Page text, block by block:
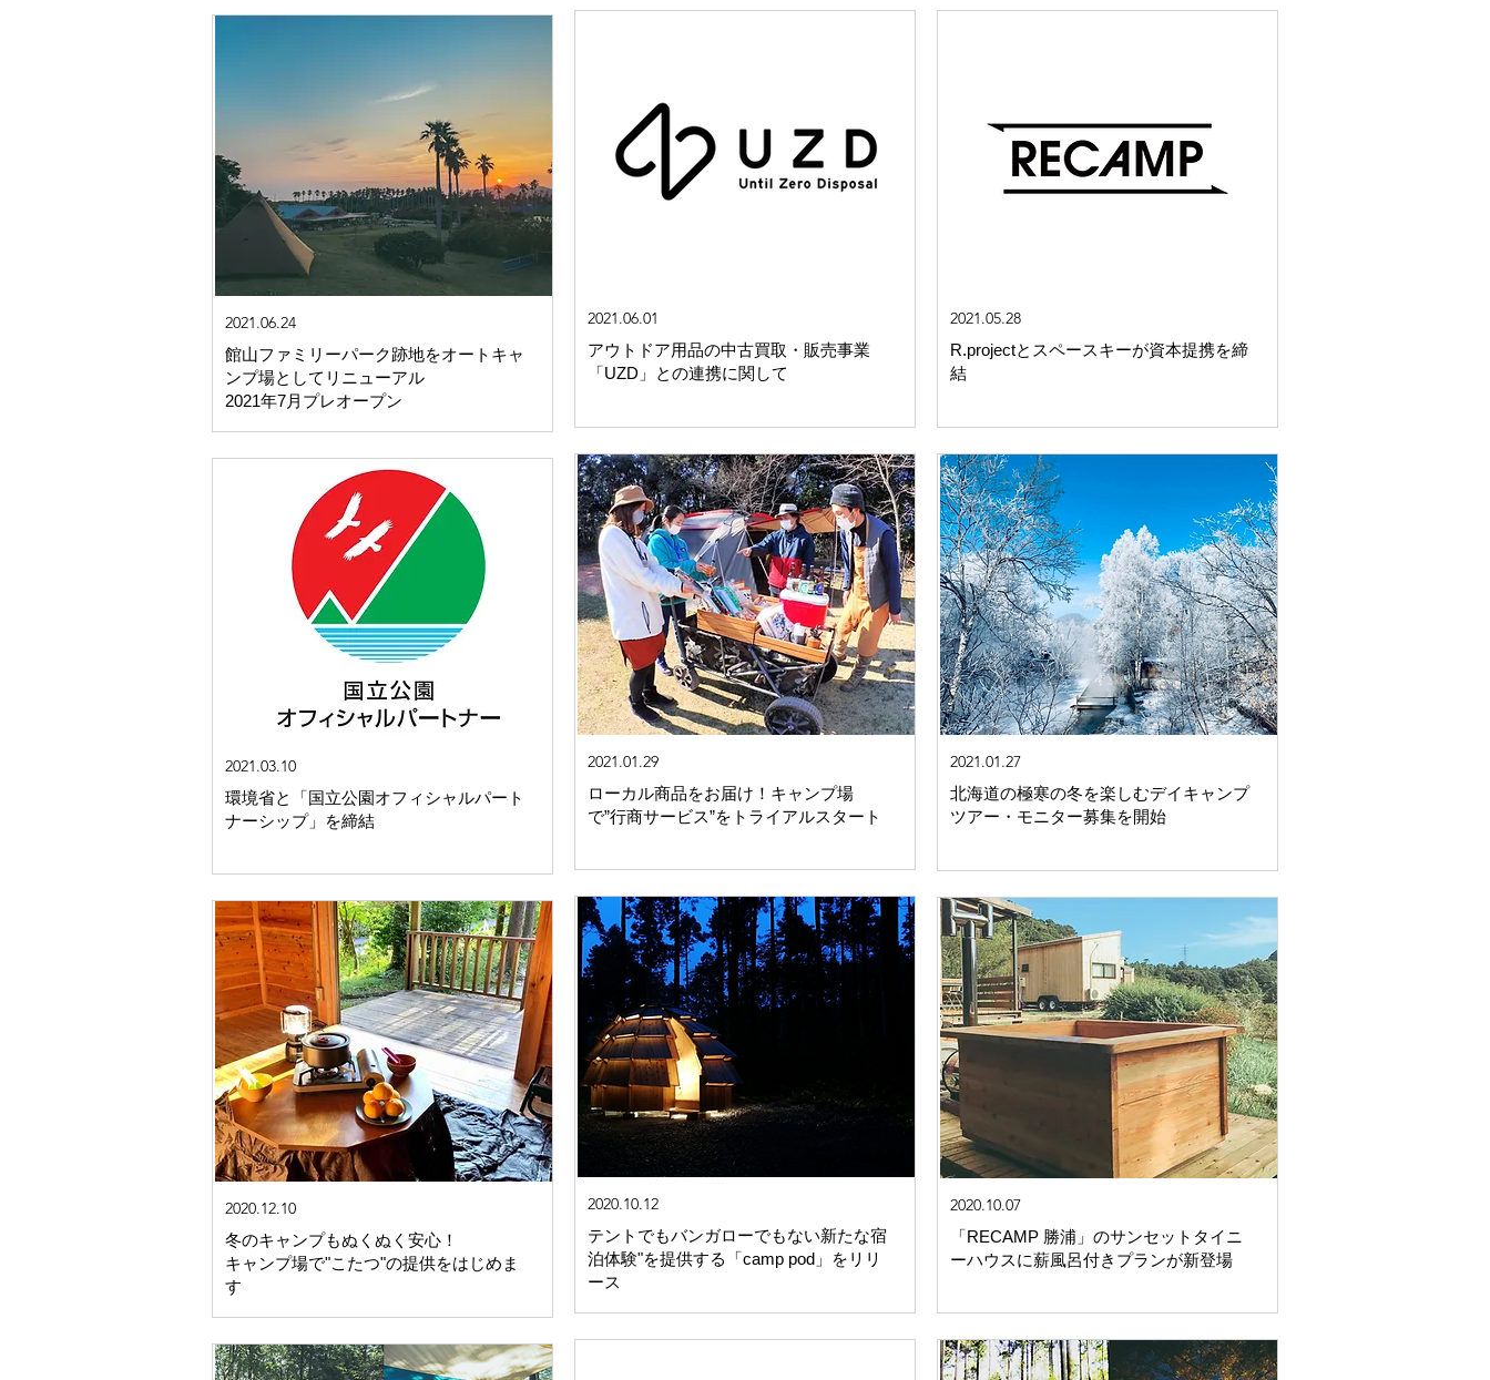
2021.06.24
館山ファミリーパーク跡地をオートキャ
ンプ場としてリニューアル
2021年7月プレオープン
2021.03.10
​環境省と「国立公園オフィシャルパート
ナーシップ」を締結
2020.12.10
冬のキャンプもぬくぬく安心！
キャンプ場で"こたつ"の提供をはじめま
す
2021.06.01
アウトドア用品の中古買取・販売事業
「UZD」との連携に関して
2021.01.29
​​ローカル商品をお届け！キャンプ場
で”行商サービス”をトライアルスタート
2020.10.12
テントでもバンガローでもない新たな宿
泊体験"を提供する「camp pod」をリリ
ース
2021.05.28
​R.projectとスペースキーが資本提携を締
結
2021.01.27
​北海道の極寒の冬を楽しむデイキャンプ
ツアー・モニター募集を開始
2020.10.07
「RECAMP 勝浦」のサンセットタイニ
ーハウスに薪風呂付きプランが新登場